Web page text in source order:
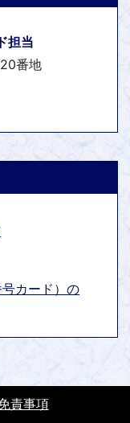
担当
番地
カード）の
責事項